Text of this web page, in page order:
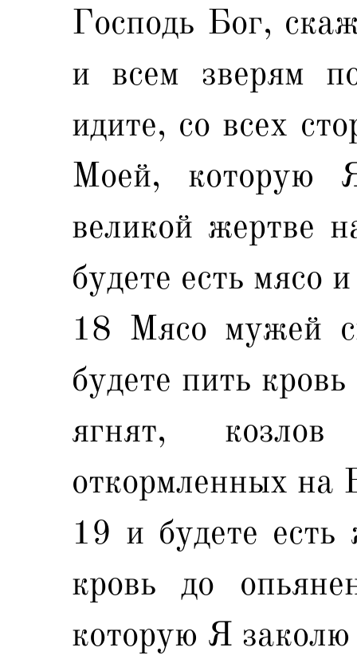
Господь Бог,
и всем зверям
идите, со всех
Моей, которую
великой жертве
будете есть мясо
18 Мясо мужей
будете пить
ягнят,
откормленных на
19 и будете
кровь до
которую Я заколю